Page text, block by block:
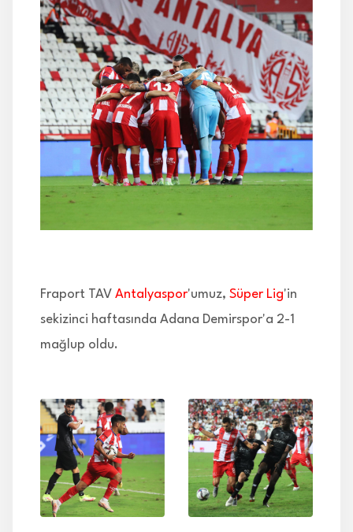
İLETİŞİM
Fraport TAV Antalyaspor'umuz, Süper Lig'in
sekizinci haftasında Adana Demirspor'a 2-1
mağlup oldu.